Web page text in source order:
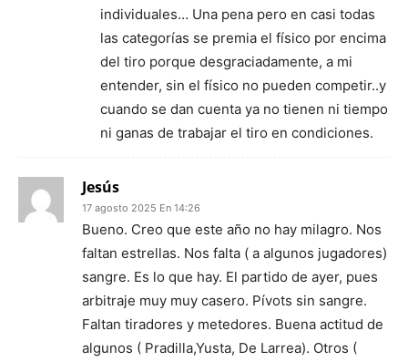
individuales… Una pena pero en casi todas
las categorías se premia el físico por encima
del tiro porque desgraciadamente, a mi
entender, sin el físico no pueden competir..y
cuando se dan cuenta ya no tienen ni tiempo
ni ganas de trabajar el tiro en condiciones.
Jesús
17 agosto 2025 En 14:26
Bueno. Creo que este año no hay milagro. Nos
faltan estrellas. Nos falta ( a algunos jugadores)
sangre. Es lo que hay. El partido de ayer, pues
arbitraje muy muy casero. Pívots sin sangre.
Faltan tiradores y metedores. Buena actitud de
algunos ( Pradilla,Yusta, De Larrea). Otros (